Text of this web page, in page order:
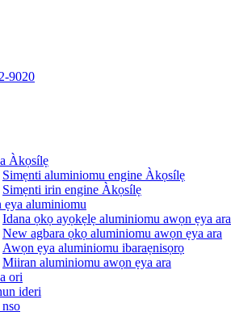
9020
Àkọsílẹ
Simẹnti aluminiomu engine Àkọsílẹ
Simẹnti irin engine Àkọsílẹ
ẹya aluminiomu
Idana ọkọ ayọkẹlẹ aluminiomu awọn ẹya ara
New agbara ọkọ aluminiomu awọn ẹya ara
Awọn ẹya aluminiomu ibaraẹnisọrọ
Miiran aluminiomu awọn ẹya ara
ori
ideri